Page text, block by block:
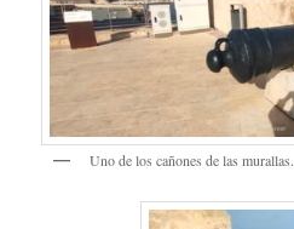
Uno de los cañones de las murallas.